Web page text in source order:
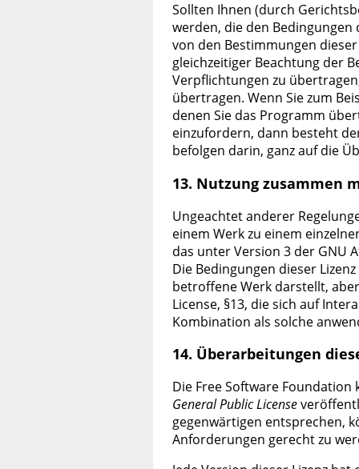
Sollten Ihnen (durch
werden, die den Bedingungen
von den Bestimmungen
gleichzeitiger Beachtung der
Verpflichtungen zu
übertragen. Wenn Sie zum
denen Sie das Programm
einzufordern, dann besteht
befolgen darin, ganz auf die
13. Nutzung zusammen
Ungeachtet anderer
einem Werk zu einem
das unter Version 3 der GNU
Die Bedingungen dieser
betroffene Werk darstellt,
License, §13, die sich auf
Kombination als solche
14. Überarbeitungen
Die Free Software
General Public License
gegenwärtigen entsprechen,
Anforderungen gerecht zu